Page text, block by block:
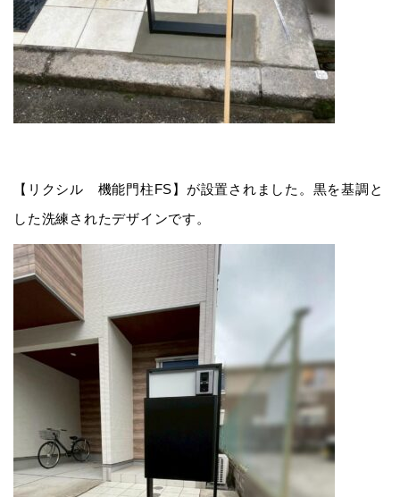
【リクシル 機能門柱FS】が設置されました。黒を基調と
した洗練されたデザインです。